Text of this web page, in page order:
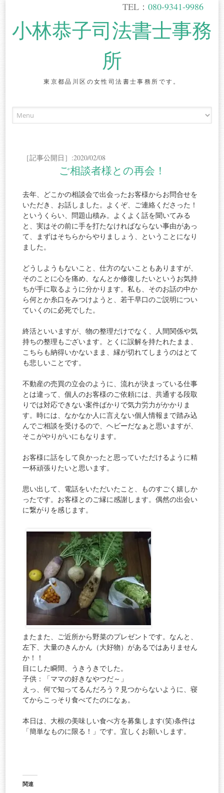
TEL： 080-9341-9986
小林恭子司法書士事務
所
東京都品川区の女性司法書士事務所です。
content
［記事公開日］:2020/02/08
ご相談者様との再会！
去年、どこかの相談会で出会ったお客様からお問合せを
いただき、お話しました。よくぞ、ご連絡くださった！
というくらい、問題山積み。よくよく話を聞いてみる
と、実はその前に手を打たなければならない事由があっ
て、まずはそちらからやりましょう、ということになり
ました。
どうしようもないこと、仕方のないこともありますが、
そのことに心を痛め、なんとか修復したいというお気持
ちが手に取るように分かります。私も、そのお話の中か
ら何とか糸口をみつけようと、若干早口のご説明につい
ていくのに必死でした。
終活といいますが、物の整理だけでなく、人間関係や気
持ちの整理もございます。とくに誤解を持たれたまま、
こちらも納得いかないまま、縁が切れてしまうのはとて
も悲しいことです。
不動産の売買の立会のように、流れが決まっている仕事
とは違って、個人のお客様のご依頼には、共通する段取
りでは対応できない案件ばかりで気力労力がかかりま
す。時には、なかなか人に言えない個人情報まで踏み込
んでご相談を受けるので、ヘビーだなぁと思いますが、
そこがやりがいにもなります。
お客様に話をして良かったと思っていただけるように精
一杯頑張りたいと思います。
思い出して、電話をいただいたこと、ものすごく嬉しか
ったです。お客様とのご縁に感謝します。偶然の出会い
に繋がりを感じます。
またまた、ご近所から野菜のプレゼントです。なんと、
左下、大量のきんかん（大好物）があるではありません
か！！
目にした瞬間、うきうきでした。
子供：「ママの好きなやつだ～」
えっ、何で知ってるんだろう？見つからないように、寝
てからこっそり食べてたのになぁ。
本日は、大根の美味しい食べ方を募集します(笑)条件は
「簡単なものに限る！」です。宜しくお願いします。
関連